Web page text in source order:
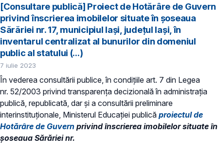
[Consultare publică] Proiect de Hotărâre de Guvern
privind înscrierea imobilelor situate în șoseaua
Sărăriei nr. 17, municipiul Iași, județul Iași, în
inventarul centralizat al bunurilor din domeniul
public al statului (...)
7 iulie 2023
În vederea consultării publice, în condiţiile art. 7 din Legea
nr. 52/2003 privind transparenţa decizională în administraţia
publică, republicată, dar și a consultării preliminare
interinstituționale, Ministerul Educaţiei publică proiectul de
Hotărâre de Guvern privind înscrierea imobilelor situate în
șoseaua Sărăriei nr.